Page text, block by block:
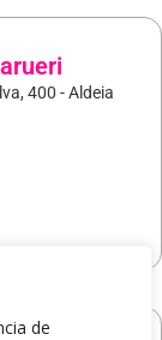
de
400 - Aldeia